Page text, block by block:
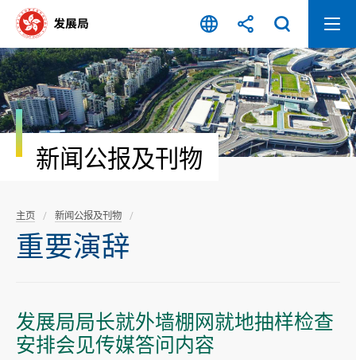
容
开
始
新闻公报及刊物
主页 新闻公报及刊物
重要演辞
发展局局长就外墙棚网就地抽样检查
安排会见传媒答问内容